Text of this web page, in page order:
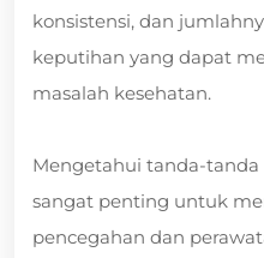
konsistensi, dan
keputihan yang dapat
masalah kesehatan.
Mengetahui tanda-
sangat penting untuk
pencegahan dan